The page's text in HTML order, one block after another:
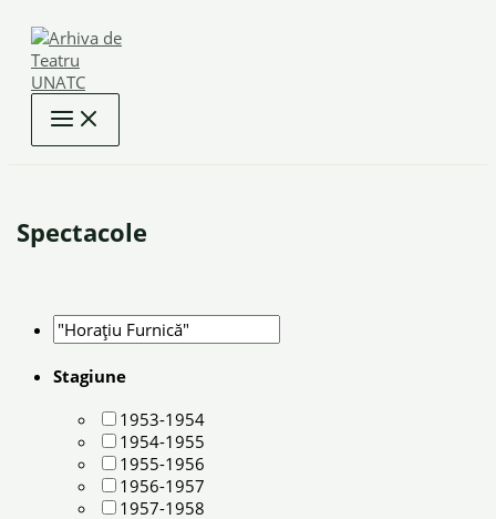
content
Spectacole
Stagiune
1953-1954
1954-1955
1955-1956
1956-1957
1957-1958